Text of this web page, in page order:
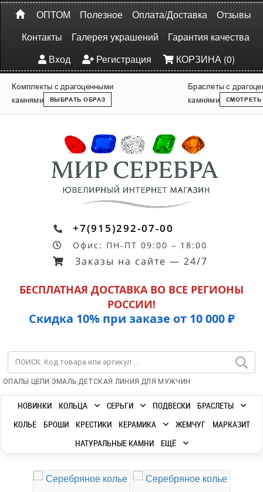
ОПТОМ Полезное Оплата/Доставка
Отзывы
Контакты
Галерея украшений
Гарантия качества
Вход
Регистрация КОРЗИНА (0)
Комплекты с драгоценными
камнями
ВЫБРАТЬ ОБРАЗ
Браслеты с
камнями
СМОТРЕТЬ
+7(915)292-07-00
Офис: ПН-ПТ 09:00 – 18:00
Заказы на сайте — 24/7
БЕСПЛАТНАЯ ДОСТАВКА ВО ВСЕ РЕГИОНЫ
РОССИИ!
Скидка 10% при заказе от 10 000 ₽
ОПАЛЫ | ЦЕПИ |ЭМАЛЬ|ДЕТСКАЯ ЛИНИЯ |ДЛЯ МУЖЧИН
НОВИНКИ КОЛЬЦА СЕРЬГИ ПОДВЕСКИ
БРАСЛЕТЫ
КОЛЬЕ
БРОШИ КРЕСТИКИ КЕРАМИКА ЖЕМЧУГ
МАРКАЗИТ
НАТУРАЛЬНЫЕ КАМНИ
ЕЩЁ